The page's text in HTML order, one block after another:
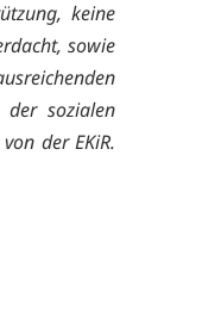
keine
sowie
sozialen
der EKiR.